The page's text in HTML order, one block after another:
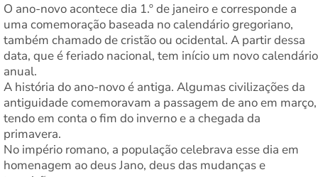
O ano-novo acontece dia 1.º de janeiro e corresponde a
uma comemoração baseada no calendário gregoriano,
também chamado de cristão ou ocidental. A partir dessa
data, que é feriado nacional, tem início um novo calendário
anual.
A história do ano-novo é antiga. Algumas civilizações da
antiguidade comemoravam a passagem de ano em março,
tendo em conta o fim do inverno e a chegada da
primavera.
No império romano, a população celebrava esse dia em
homenagem ao deus Jano, deus das mudanças e